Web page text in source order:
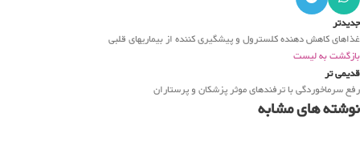
جدیدتر
غذاهای کاهش دهنده کلسترول و پیشگیری کننده از بیماریهای قلبی
بازگشت به لیست
قدیمی تر
رفع سرماخوردگی با ترفندهای موثر پزشکان و پرستاران
نوشته های مشابه